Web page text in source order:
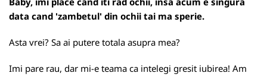
data cand 'zambetul' din ochii tai ma sperie.
Asta vrei? Sa ai putere totala asupra mea?
Imi pare rau, dar mi-e teama ca intelegi gresit iubirea! Am